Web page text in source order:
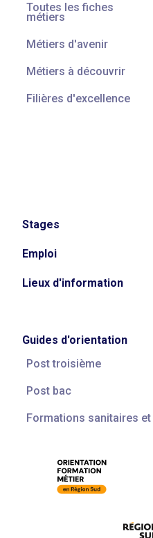
Toutes les fiches
métiers
Métiers d'avenir
Métiers à découvrir
Filières d'excellence
Stages
Emploi
Lieux d'information
Guides d'orientation
Post troisième
Post bac
Formations sanitaires